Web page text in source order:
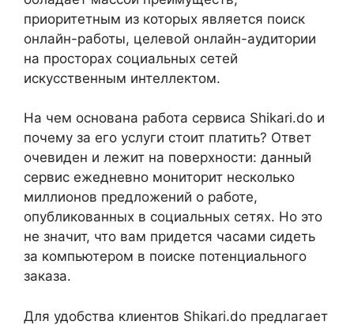
приоритетным из которых является поиск
онлайн-работы, целевой онлайн-аудитории
на просторах социальных сетей
искусственным интеллектом.
На чем основана работа сервиса Shikari.do и
почему за его услуги стоит платить? Ответ
очевиден и лежит на поверхности: данный
сервис ежедневно мониторит несколько
миллионов предложений о работе,
опубликованных в социальных сетях. Но это
не значит, что вам придется часами сидеть
за компьютером в поиске потенциального
заказа.
Для удобства клиентов Shikari.do предлагает